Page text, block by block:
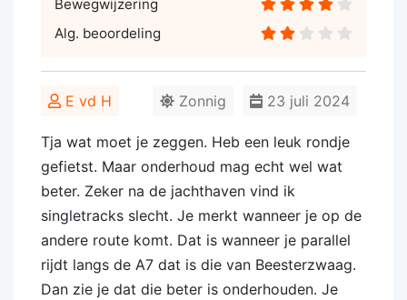
Bewegwijzering
Alg. beoordeling
E vd H 23 juli 2024
Zonnig
Tja wat moet je zeggen. Heb een leuk rondje
gefietst. Maar onderhoud mag echt wel wat
beter. Zeker na de jachthaven vind ik
singletracks slecht. Je merkt wanneer je op de
andere route komt. Dat is wanneer je parallel
rijdt langs de A7 dat is die van Beesterzwaag.
Dan zie je dat die beter is onderhouden. Je